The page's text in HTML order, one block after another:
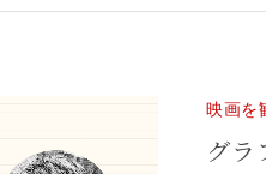
映画を
グラ